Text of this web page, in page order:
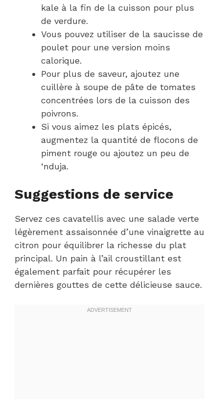
kale à la fin de la cuisson pour plus
de verdure.
Vous pouvez utiliser de la saucisse de
poulet pour une version moins
calorique.
Pour plus de saveur, ajoutez une
cuillère à soupe de pâte de tomates
concentrées lors de la cuisson des
poivrons.
Si vous aimez les plats épicés,
augmentez la quantité de flocons de
piment rouge ou ajoutez un peu de
‘nduja.
Suggestions de service
Servez ces cavatellis avec une salade verte
légèrement assaisonnée d’une vinaigrette au
citron pour équilibrer la richesse du plat
principal. Un pain à l’ail croustillant est
également parfait pour récupérer les
dernières gouttes de cette délicieuse sauce.